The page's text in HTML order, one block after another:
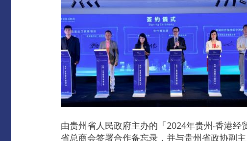
由贵州省人民政府主办的「2024年贵州‧香港
省总商会签署合作备忘录，并与贵州省政协副